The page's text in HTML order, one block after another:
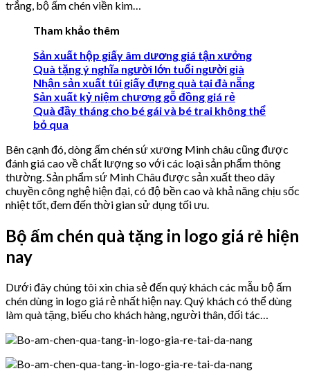
trắng, bộ ấm chén viền kim…
Tham khảo thêm
Sản xuất hộp giấy âm dương giá tận xưởng
Quà tặng ý nghĩa người lớn tuổi người già
Nhận sản xuất túi giấy đựng quà tại đà nẵng
Sản xuất kỷ niệm chương gỗ đồng giá rẻ
Quà đầy tháng cho bé gái và bé trai không thể
bỏ qua
Bên cạnh đó, dòng ấm chén sứ xương Minh châu cũng được
đánh giá cao về chất lượng so với các loại sản phẩm thông
thường. Sản phẩm sứ Minh Châu được sản xuất theo dây
chuyền công nghệ hiện đại, có độ bền cao và khả năng chịu sốc
nhiệt tốt, đem đến thời gian sử dụng tối ưu.
Bộ ấm chén quà tặng in logo giá rẻ hiện
nay
Dưới đây chúng tôi xin chia sẻ đến quý khách các mẫu bộ ấm
chén dùng in logo giá rẻ nhất hiện nay. Quý khách có thể dùng
làm quà tặng, biếu cho khách hàng, người thân, đối tác…